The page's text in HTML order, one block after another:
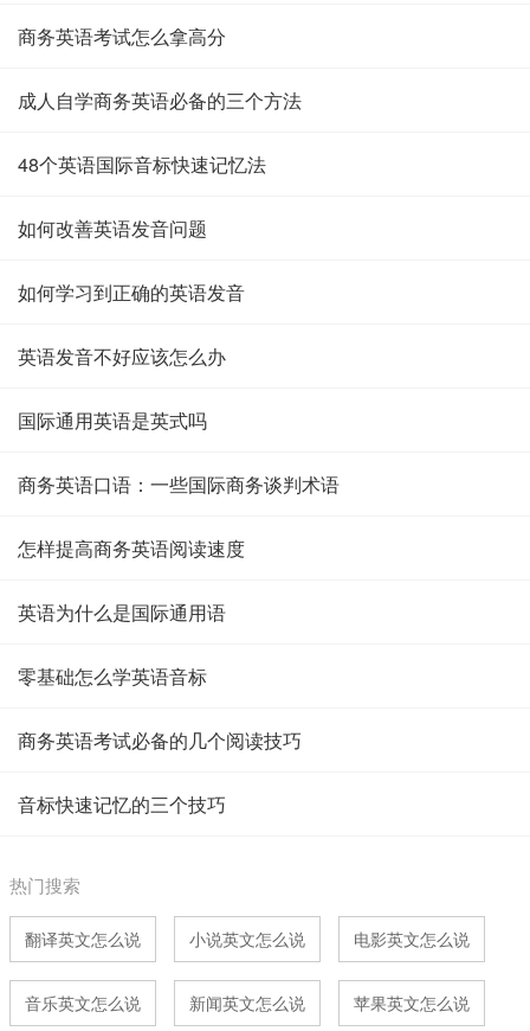
商务英语考试怎么拿高分
成人自学商务英语必备的三个方法
48个英语国际音标快速记忆法
如何改善英语发音问题
如何学习到正确的英语发音
英语发音不好应该怎么办
国际通用英语是英式吗
商务英语口语：一些国际商务谈判术语
怎样提高商务英语阅读速度
英语为什么是国际通用语
零基础怎么学英语音标
商务英语考试必备的几个阅读技巧
音标快速记忆的三个技巧
热门搜索
翻译英文怎么说 小说英文怎么说 电影英文怎么说
音乐英文怎么说 新闻英文怎么说 苹果英文怎么说